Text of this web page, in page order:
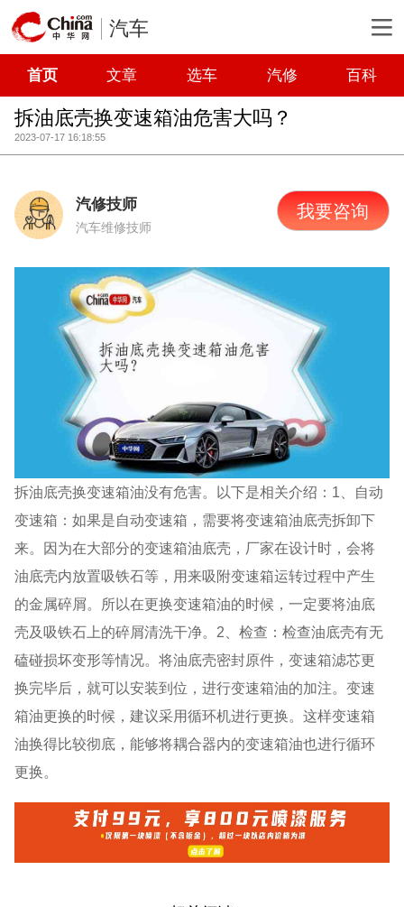
汽车
首页 文章 选车 汽修 百科
拆油底壳换变速箱油危害大吗？
2023-07-17 16:18:55
汽修技师
汽车维修技师
我要咨询
拆油底壳换变速箱油没有危害。以下是相关介绍：1、自动
变速箱：如果是自动变速箱，需要将变速箱油底壳拆卸下
来。因为在大部分的变速箱油底壳，厂家在设计时，会将
油底壳内放置吸铁石等，用来吸附变速箱运转过程中产生
的金属碎屑。所以在更换变速箱油的时候，一定要将油底
壳及吸铁石上的碎屑清洗干净。2、检查：检查油底壳有无
磕碰损坏变形等情况。将油底壳密封原件，变速箱滤芯更
换完毕后，就可以安装到位，进行变速箱油的加注。变速
箱油更换的时候，建议采用循环机进行更换。这样变速箱
油换得比较彻底，能够将耦合器内的变速箱油也进行循环
更换。